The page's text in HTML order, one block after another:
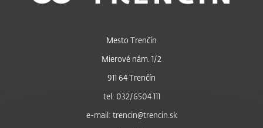
Mesto Trenčín
Mierové nám. 1/2
911 64 Trenčín
tel: 032/6504 111
e-mail: trencin@trencin.sk